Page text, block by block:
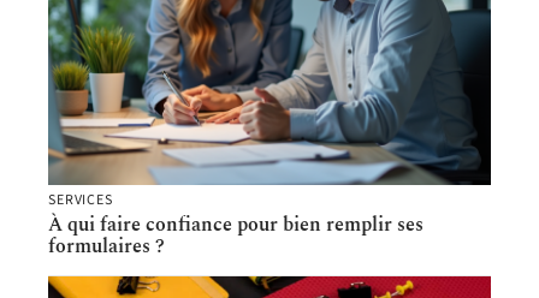
SERVICES
À qui faire confiance pour bien remplir ses
formulaires ?